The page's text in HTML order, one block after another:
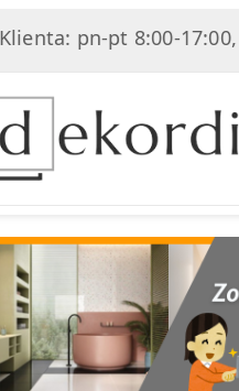
pn-pt 8:00-17:00, sob